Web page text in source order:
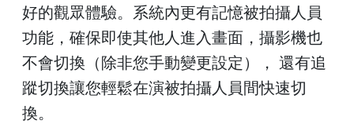
好的觀眾體驗。系統內更有記憶被拍攝人員
功能，確保即使其他人進入畫面，攝影機也
不會切換（除非您手動變更設定）， 還有追
蹤切換讓您輕鬆在演被拍攝人員間快速切
換。